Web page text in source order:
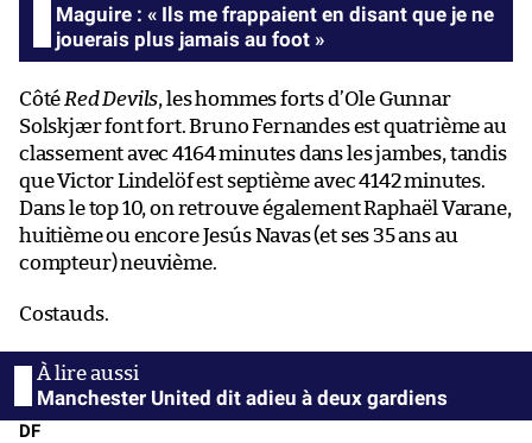
Maguire : « Ils me frappaient en disant que je ne
jouerais plus jamais au foot »
Côté Red Devils, les hommes forts d’Ole Gunnar
Solskjær font fort. Bruno Fernandes est quatrième au
classement avec 4164 minutes dans les jambes, tandis
que Victor Lindelöf est septième avec 4142 minutes.
Dans le top 10, on retrouve également Raphaël Varane,
huitième ou encore Jesús Navas (et ses 35 ans au
compteur) neuvième.
Costauds.
Manchester United dit adieu à deux gardiens
DF